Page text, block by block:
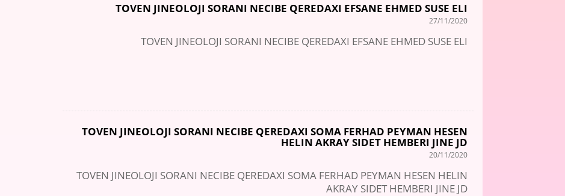
TOVEN JINEOLOJI SORANI NECIBE QEREDAXI EFSANE EHMED SUSE ELI
27/11/2020
TOVEN JINEOLOJI SORANI NECIBE QEREDAXI EFSANE EHMED SUSE ELI
TOVEN JINEOLOJI SORANI NECIBE QEREDAXI SOMA FERHAD PEYMAN HESEN
HELIN AKRAY SIDET HEMBERI JINE JD
20/11/2020
TOVEN JINEOLOJI SORANI NECIBE QEREDAXI SOMA FERHAD PEYMAN HESEN HELIN
AKRAY SIDET HEMBERI JINE JD